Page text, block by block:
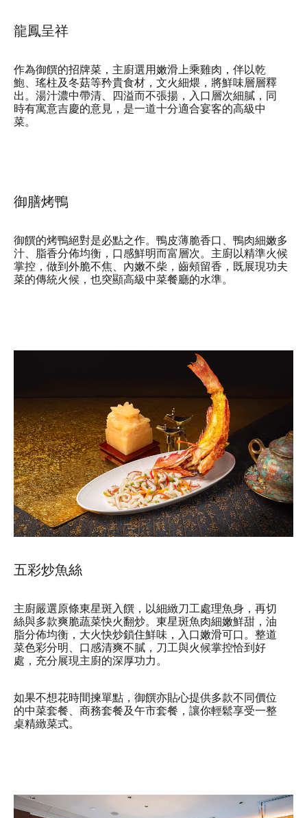
龍鳳呈祥
作為御饌的招牌菜，主廚選用嫩滑上乘雞肉，伴以乾
鮑、瑤柱及冬菇等矜貴食材，文火細煨，將鮮味層層釋
出。湯汁濃中帶清、四溢而不張揚，入口層次細膩，同
時有寓意吉慶的意見，是一道十分適合宴客的高級中
菜。
御膳烤鴨
御饌的烤鴨絕對是必點之作。鴨皮薄脆香口、鴨肉細嫩多
汁、脂香分佈均衡，口感鮮明而富層次。主廚以精準火候
掌控，做到外脆不焦、內嫩不柴，齒頰留香，既展現功夫
菜的傳統火候，也突顯高級中菜餐廳的水準。
五彩炒魚絲
主廚嚴選原條東星斑入饌，以細緻刀工處理魚身，再切
絲與多款爽脆蔬菜快火翻炒。東星斑魚肉細嫩鮮甜，油
脂分佈均衡，大火快炒鎖住鮮味，入口嫩滑可口。整道
菜色彩分明、口感清爽不膩，刀工與火候掌控恰到好
處，充分展現主廚的深厚功力。
如果不想花時間揀單點，御饌亦貼心提供多款不同價位
的中菜套餐、商務套餐及午市套餐，讓你輕鬆享受一整
桌精緻菜式。